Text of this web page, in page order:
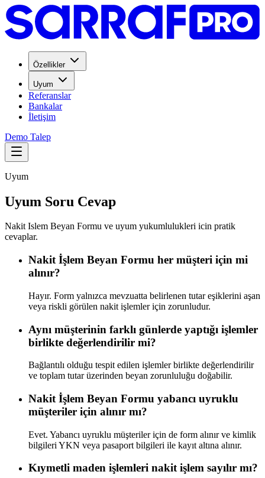
Özellikler
Uyum
Referanslar
Bankalar
İletişim
Demo Talep
Uyum
Uyum Soru Cevap
Nakit Islem Beyan Formu ve uyum yukumlulukleri icin pratik
cevaplar.
Nakit İşlem Beyan Formu her müşteri için mi
alınır?
Hayır. Form yalnızca mevzuatta belirlenen tutar eşiklerini aşan
veya riskli görülen nakit işlemler için zorunludur.
Aynı müşterinin farklı günlerde yaptığı işlemler
birlikte değerlendirilir mi?
Bağlantılı olduğu tespit edilen işlemler birlikte değerlendirilir
ve toplam tutar üzerinden beyan zorunluluğu doğabilir.
Nakit İşlem Beyan Formu yabancı uyruklu
müşteriler için alınır mı?
Evet. Yabancı uyruklu müşteriler için de form alınır ve kimlik
bilgileri YKN veya pasaport bilgileri ile kayıt altına alınır.
Kıymetli maden işlemleri nakit işlem sayılır mı?